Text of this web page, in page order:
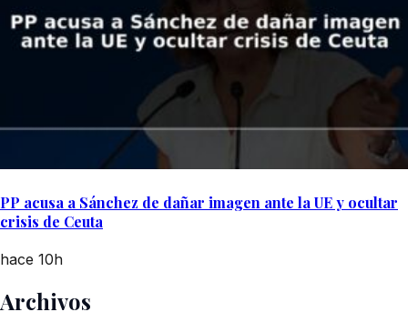
PP acusa a Sánchez de dañar imagen ante la UE y ocultar
crisis de Ceuta
hace 10h
Archivos